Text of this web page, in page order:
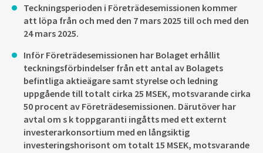
Teckningsperioden i Företrädesemissionen kommer
att löpa från och med den 7 mars 2025 till och med den
24 mars 2025.
Inför Företrädesemissionen har Bolaget erhållit
teckningsförbindelser från ett antal av Bolagets
befintliga aktieägare samt styrelse och ledning
uppgående till totalt cirka 25 MSEK, motsvarande cirka
50 procent av Företrädesemissionen. Därutöver har
avtal om s k toppgaranti ingåtts med ett externt
investerarkonsortium med en långsiktig
investeringshorisont om totalt 15 MSEK, motsvarande